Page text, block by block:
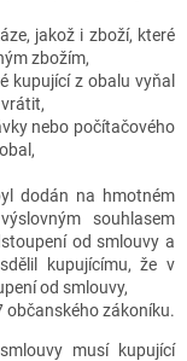
jakož i zboží, které
zbožím,
kupující z obalu vyňal
nebo počítačového
dodán na hmotném
souhlasem
od smlouvy a
kupujícímu, že v
od smlouvy,
občanského zákoníku.
musí kupující